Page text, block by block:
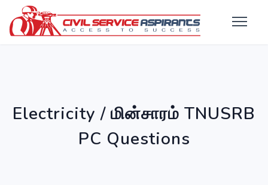
Electricity / மின்சாரம் TNUSRB
PC Questions